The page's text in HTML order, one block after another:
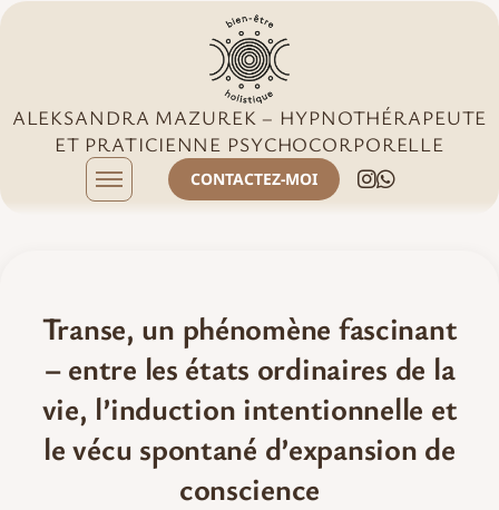
Skip to content
ALEKSANDRA MAZUREK – HYPNOTHÉRAPEUTE
ET PRATICIENNE PSYCHOCORPORELLE
Menu
CONTACTEZ-MOI
Transe, un phénomène fascinant
– entre les états ordinaires de la
vie, l’induction intentionnelle et
le vécu spontané d’expansion de
conscience